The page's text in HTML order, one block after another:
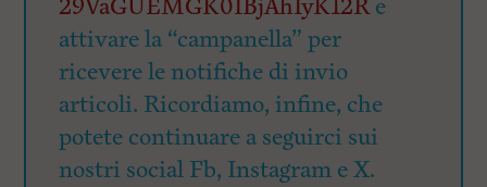
29VaGUEMGK0IBjAhIyK12Re
attivare la “campanella” per
ricevere le notifiche di invio
articoli. Ricordiamo, infine, che
potete continuare a seguirci sui
nostri social Fb, Instagram e X.